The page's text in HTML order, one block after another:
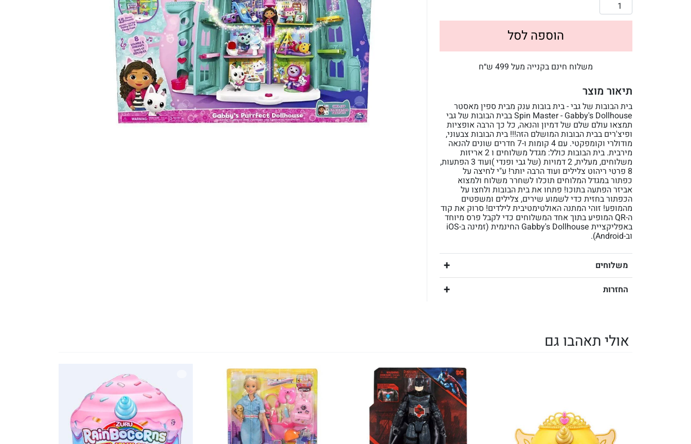
הוספה לסל
משלוח חינם בקנייה מעל 499 ש״ח
תיאור מוצר
בית הבובות של גבי - בית בובות ענק מבית ספין מאסטר
Spin Master - Gabby's Dollhouse בבית הבובות של גבי
תמצאו עולם שלם של דמיון והנאה, כל כך הרבה אופציות
ופיצ'רים בבית הבובות המושלם הזה!!! בית הבובות צבעוני,
מודולרי וקומפקטי. עם 4 קומות ו-7 חדרים שונים להנאה
מירבית. בית הבובות כולל: מגדל משלוחים ו 2 אריזות
משלוחים, מעלית, 2 דמויות (של גבי ופנדי )ועוד 3 הפתעות,
8 פרטי ריהוט צלילים ועוד הרבה יותר! ע"י לחיצה על
כפתור במגדל המלוחים תוכלו לשחרר משלוח ולמצוא
אביזר הפתעה בתוכו! פתחו את בית הבובות ולחצו על
הכפתור בחזית כדי לשמוע שירים, צלילים ומשפטים
מהמופע! זוהי המתנה האולטימטיבית לילדים! סרוק את קוד
ה-QR המופיע בתוך אחד המשלוחים כדי לקבל פרס מיוחד
באפליקציית Gabby's Dollhouse החינמית (זמינה ב-iOS
וב-Android).
משלוחים
החזרות
אולי תאהבו גם